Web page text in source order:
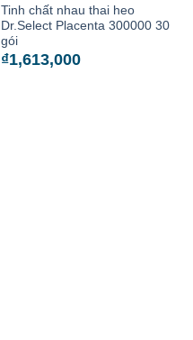
Tinh chất nhau thai heo
Dr.Select Placenta 300000 30
gói
₫1,613,000